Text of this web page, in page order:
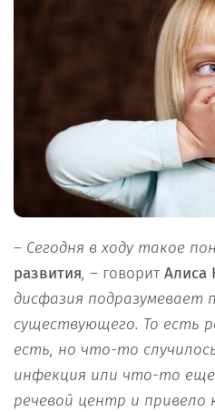
– Сегодня в ходу такое
развития, – говоритАлиса
дисфазия подразумевает
существующего. То есть
есть, но что-то
инфекция или что-то
речевой центр и привело